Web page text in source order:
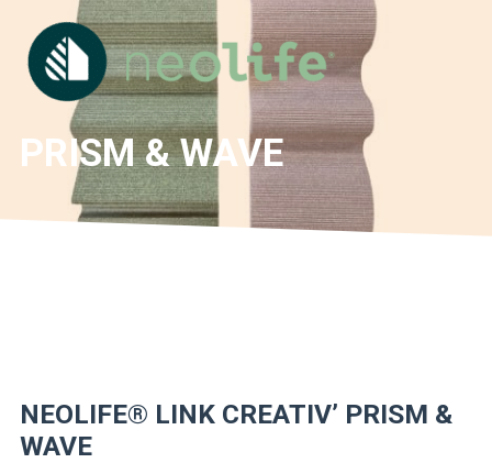
PRISM & WAVE
NEOLIFE® LINK CREATIV’ PRISM &
WAVE